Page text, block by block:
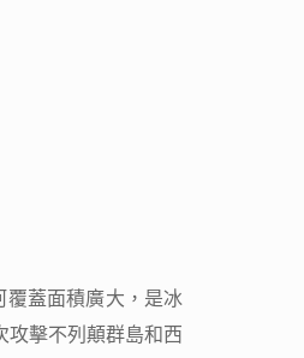
蓋面積廣大，是冰
攻擊不列顛群島和西